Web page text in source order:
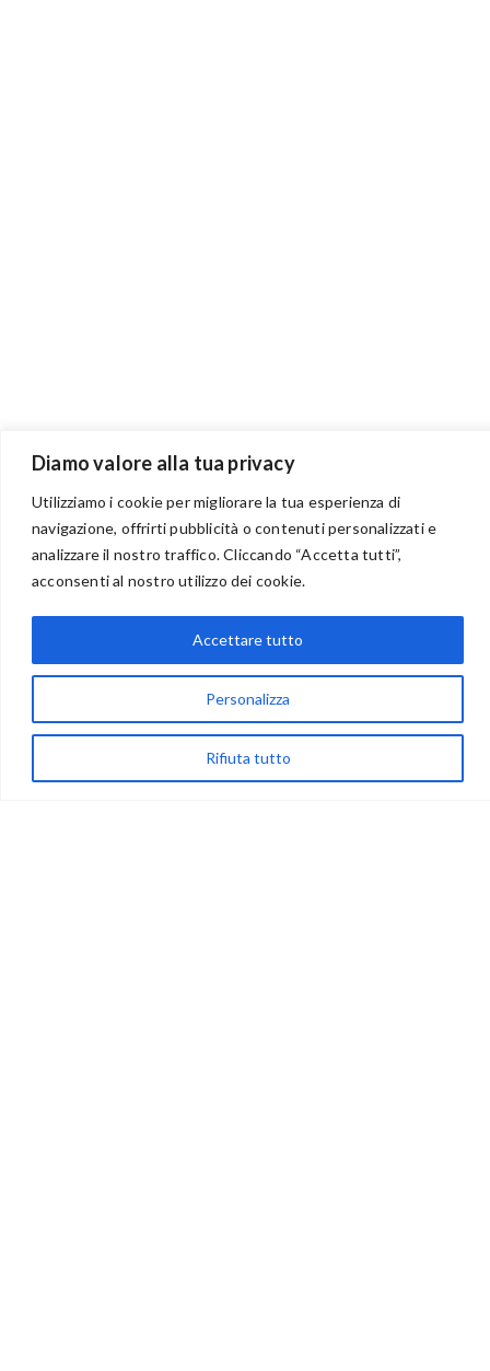
Diamo valore alla tua privacy
Utilizziamo i cookie per migliorare la tua esperienza di
navigazione, offrirti pubblicità o contenuti personalizzati e
analizzare il nostro traffico. Cliccando “Accetta tutti”,
acconsenti al nostro utilizzo dei cookie.
Personalizza
Rifiuta tutto
Accettare tutto
BENVENUTI NEL PORTALE RIVENDITORI
via Acqua delle Noci 12
83024 Monteforte Irpino (AV)
(+39) 081-7777233
info@ideepercreare.it